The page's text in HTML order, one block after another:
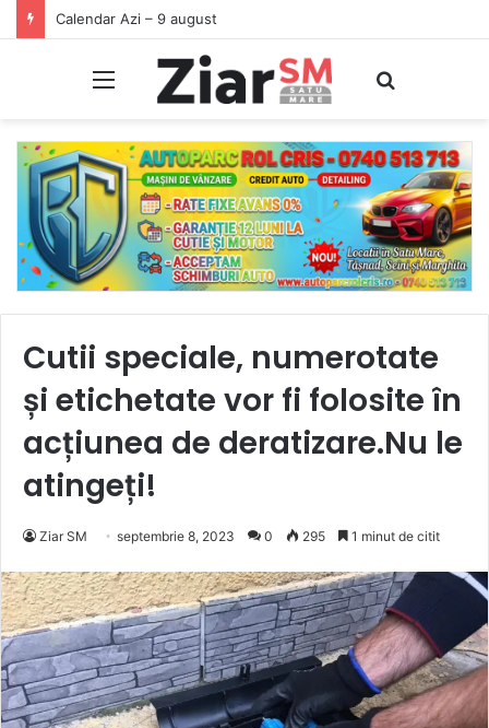
Începeți ziua cu o pastilă…de zâmbet!
Meniu
Cutii speciale, numerotate
și etichetate vor fi folosite în
acțiunea de deratizare.Nu le
atingeți!
Ziar SM septembrie 8, 2023 0 295 1 minut de citit